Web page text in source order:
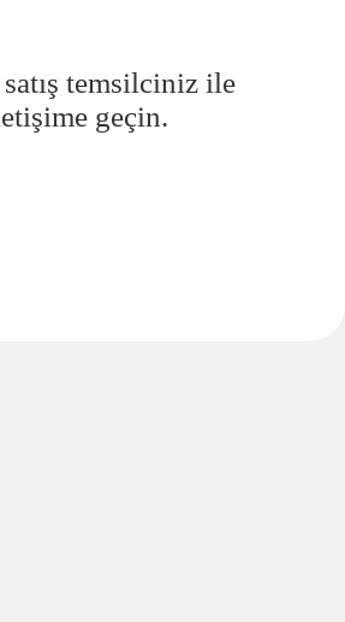
temsilciniz ile
geçin.